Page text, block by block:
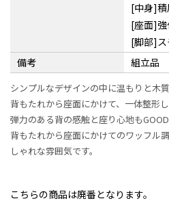
[中身]積
[座面]強
[脚部]ス
備考
組立品
シンプルなデザインの中に温もりと木
背もたれから座面にかけて、一体整形
弾力のある背の感触と座り心地もGOOD
背もたれから座面にかけてのワッフル
しゃれな雰囲気です。
こちらの商品は廃番となります。